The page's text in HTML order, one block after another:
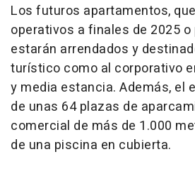
Los futuros apartamentos,
operativos a finales de 2025
estarán arrendados y
turístico como al corporativo
y media estancia. Además, el
de unas 64 plazas de
comercial de más de 1.000
de una piscina en cubierta.